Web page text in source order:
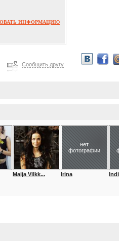
ИНФОРМАЦИЮ
Сообщить другу
Maija Vilkk...
нет
фотографии
Irina